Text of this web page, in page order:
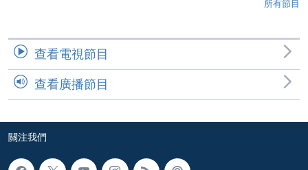
所有節目
查看電視節目
查看廣播節目
關注我們